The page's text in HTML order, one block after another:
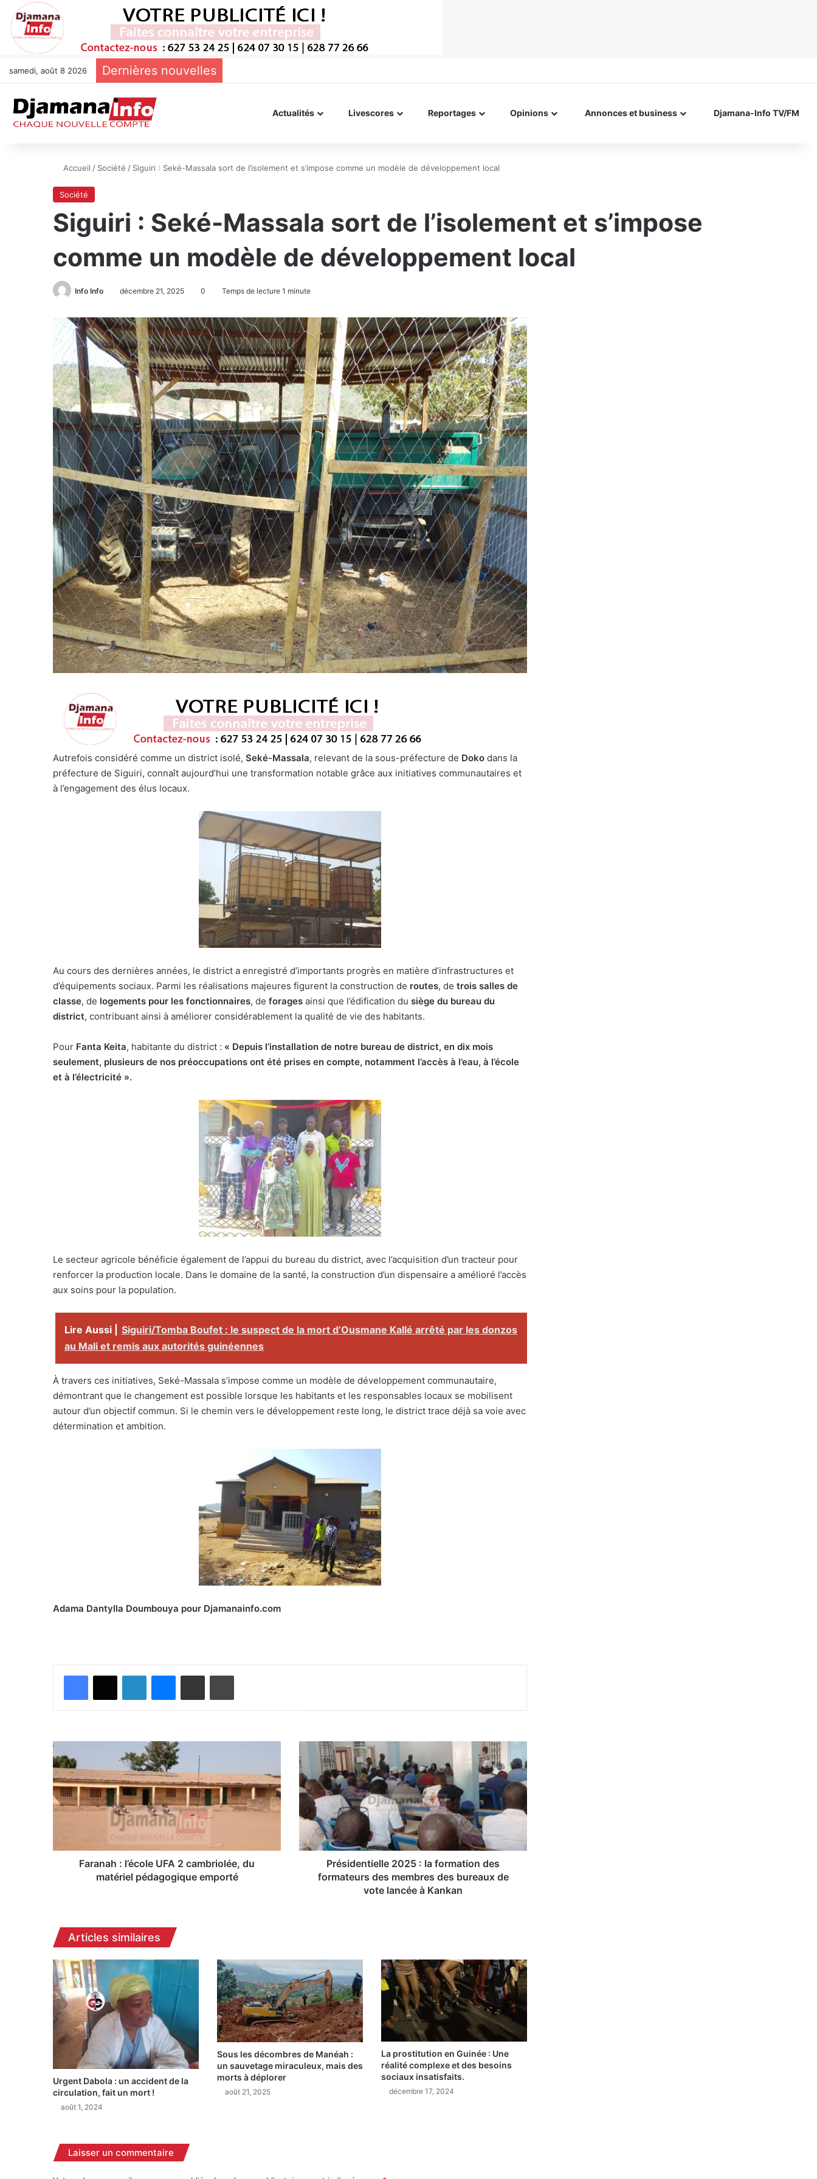
samedi, août 8 2026 Dernières nouvelles
Actualités Livescores Reportages Opinions Annonces et business Djamana-Info TV/FM
Accueil / Société / Siguiri : Seké-Massala sort de l’isolement et s’impose comme un modèle de développement local
Société
Siguiri : Seké-Massala sort de l’isolement et s’impose
comme un modèle de développement local
Info Info décembre 21, 2025 0 Temps de lecture 1 minute
Autrefois considéré comme un district isolé, Seké-Massala, relevant de la sous-préfecture de Doko dans la
préfecture de Siguiri, connaît aujourd’hui une transformation notable grâce aux initiatives communautaires et
à l’engagement des élus locaux.
Au cours des dernières années, le district a enregistré d’importants progrès en matière d’infrastructures et
d’équipements sociaux. Parmi les réalisations majeures figurent la construction de routes, de trois salles de
classe, de logements pour les fonctionnaires, de forages ainsi que l’édification du siège du bureau du
district, contribuant ainsi à améliorer considérablement la qualité de vie des habitants.
Pour Fanta Keita, habitante du district : « Depuis l’installation de notre bureau de district, en dix mois
seulement, plusieurs de nos préoccupations ont été prises en compte, notamment l’accès à l’eau, à l’école
et à l’électricité ».
Le secteur agricole bénéficie également de l’appui du bureau du district, avec l’acquisition d’un tracteur pour
renforcer la production locale. Dans le domaine de la santé, la construction d’un dispensaire a amélioré l’accès
aux soins pour la population.
Lire Aussi |
Siguiri/Tomba Boufet : le suspect de la mort d’Ousmane Kallé arrêté par les donzos
au Mali et remis aux autorités guinéennes
À travers ces initiatives, Seké-Massala s’impose comme un modèle de développement communautaire,
démontrant que le changement est possible lorsque les habitants et les responsables locaux se mobilisent
autour d’un objectif commun. Si le chemin vers le développement reste long, le district trace déjà sa voie avec
détermination et ambition.
Adama Dantylla Doumbouya pour Djamanainfo.com
F
a
r
a
n
a
l
U
A
2
c
a
m
o
l
é
m
Faranah : l’école UFA 2 cambriolée, du
matériel pédagogique emporté
P
r
é
s
i
e
t
:
l
a
f
o
r
m
a
Présidentielle 2025 : la formation des
formateurs des membres des bureaux de
vote lancée à Kankan
Articles similaires
Urgent Dabola : un accident de la
circulation, fait un mort !
août 1, 2024
Sous les décombres de Manéah :
un sauvetage miraculeux, mais des
morts à déplorer
août 21, 2025
La prostitution en Guinée : Une
réalité complexe et des besoins
sociaux insatisfaits.
décembre 17, 2024
Laisser un commentaire